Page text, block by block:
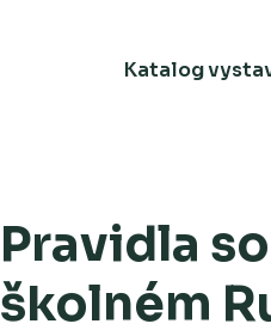
Katalog
Pravidla
školném